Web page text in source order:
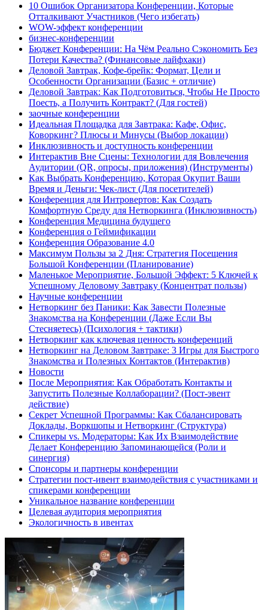
10 Ошибок Организатора Конференции, Которые
Отталкивают Участников (Чего избегать)
WOW-эффект конференции
бизнес-конференции
Бюджет Конференции: На Чём Реально Сэкономить Без
Потери Качества? (Финансовые лайфхаки)
Деловой Завтрак, Кофе-брейк: Формат, Цели и
Особенности Организации (Базис + отличие)
Деловой Завтрак: Как Подготовиться, Чтобы Не Просто
Поесть, а Получить Контракт? (Для гостей)
заочные конференции
Идеальная Площадка для Завтрака: Кафе, Офис,
Коворкинг? Плюсы и Минусы (Выбор локации)
Инклюзивность и доступность конференции
Интерактив Вне Сцены: Технологии для Вовлечения
Аудитории (QR, опросы, приложения) (Инструменты)
Как Выбрать Конференцию, Которая Окупит Ваши
Время и Деньги: Чек-лист (Для посетителей)
Конференция для Интровертов: Как Создать
Комфортную Среду для Нетворкинга (Инклюзивность)
Конференция Медицина будущего
Конференция о Геймификации
Конференция Образование 4.0
Максимум Пользы за 2 Дня: Стратегия Посещения
Большой Конференции (Планирование)
Маленькое Мероприятие, Большой Эффект: 5 Ключей к
Успешному Деловому Завтраку (Концентрат пользы)
Научные конференции
Нетворкинг без Паники: Как Завести Полезные
Знакомства на Конференции (Даже Если Вы
Стесняетесь) (Психология + тактики)
Нетворкинг как ключевая ценность конференций
Нетворкинг на Деловом Завтраке: 3 Игры для Быстрого
Знакомства и Полезных Контактов (Интерактив)
Новости
После Мероприятия: Как Обработать Контакты и
Запустить Полезные Коллаборации? (Пост-эвент
действие)
Секрет Успешной Программы: Как Сбалансировать
Доклады, Воркшопы и Нетворкинг (Структура)
Спикеры vs. Модераторы: Как Их Взаимодействие
Делает Конференцию Запоминающейся (Роли и
синергия)
Спонсоры и партнеры конференции
Стратегии пост-ивент взаимодействия с участниками и
спикерами конференции
Уникальное название конференции
Целевая аудитория мероприятия
Экологичность в ивентах